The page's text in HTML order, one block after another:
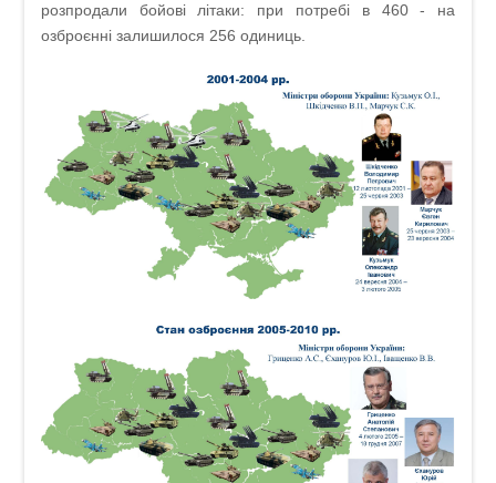
розпродали бойові літаки: при потребі в 460 - на
озброєнні залишилося 256 одиниць.